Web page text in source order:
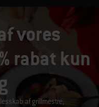
vores
rabat kun
af grillmestre,